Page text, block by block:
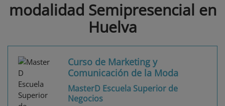
modalidad Semipresencial en
Huelva
Curso de Marketing y
Comunicación de la Moda
MasterD Escuela Superior de
Negocios